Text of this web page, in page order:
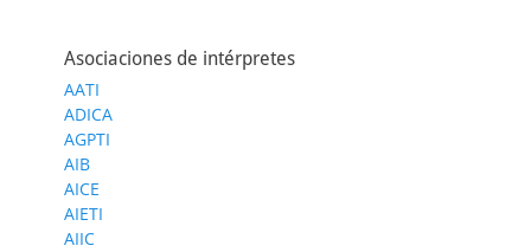
Asociaciones de intérpretes
AATI
ADICA
AGPTI
AIB
AICE
AIETI
AIIC